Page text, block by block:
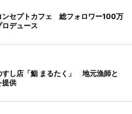
ンセプトカフェ 総フォロワー100万
ロデュース
すし店「鮨 まるたく」 地元漁師と
提供